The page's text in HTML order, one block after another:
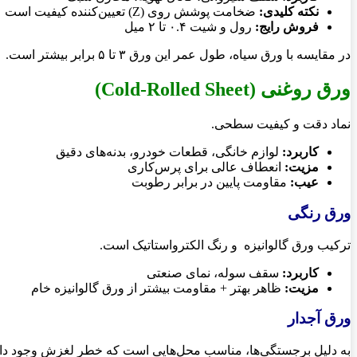
نکته کلیدی: ضخامت پوشش روی (Z) تعیین‌کننده کیفیت است
فروش رایج: رول و شیت ۰.۴ تا ۲ میل
در مقایسه با ورق سیاه، طول عمر این ورق ۳ تا ۵ برابر بیشتر است.
ورق روغنی (Cold-Rolled Sheet)
نماد دقت و کیفیت سطحی.
کاربرد: لوازم خانگی، قطعات خودرو، بدنه‌های دقیق
مزیت: انعطاف عالی برای پرس‌کاری
عیب: مقاومت پایین در برابر رطوبت
ورق رنگی
ترکیب ورق گالوانیزه و رنگ الکترواستاتیک است.
کاربرد: سقف سوله، نمای صنعتی
مزیت: ظاهر بهتر + مقاومت بیشتر از ورق گالوانیزه خام
ورق آجدار
به دلیل برجستگی‌ها، مناسب محل‌هایی است که خطر لغزش وجود